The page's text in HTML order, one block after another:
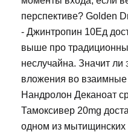
перспективе? Golden
- Джинтропин 10Ед
выше про
неслучайна. Значит ли
вложения во
Нандролон Деканоат
Тамоксивер 20mg
одном из мытищинских